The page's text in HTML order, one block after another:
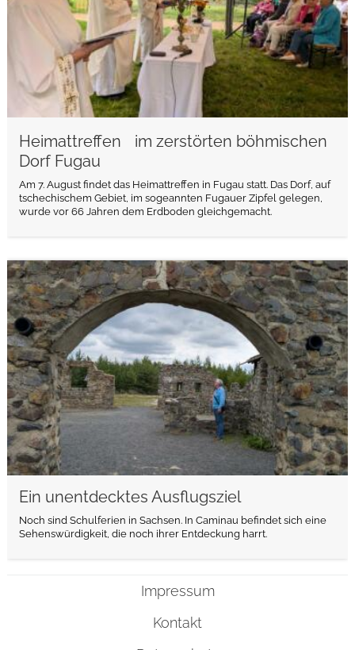
Heimattreffen im zerstörten böhmischen
Dorf Fugau
Am 7. August findet das Heimattreffen in Fugau statt. Das Dorf, auf
tschechischem Gebiet, im sogeannten Fugauer Zipfel gelegen,
wurde vor 66 Jahren dem Erdboden gleichgemacht.
Ein unentdecktes Ausflugsziel
Noch sind Schulferien in Sachsen. In Caminau befindet sich eine
Sehenswürdigkeit, die noch ihrer Entdeckung harrt.
weiterlesen
Impressum
Kontakt